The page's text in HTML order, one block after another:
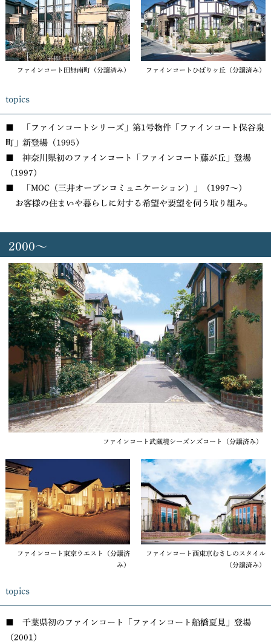
ファインコート田無南町（分譲済み） ファインコートひばりヶ丘（分譲済み）
topics
■ 「ファインコートシリーズ」第1号物件「ファインコート保谷泉
町」新登場（1995）
■ 神奈川県初のファインコート「ファインコート藤が丘」登場
（1997）
■ 「MOC（三井オープンコミュニケーション）」（1997〜）
お客様の住まいや暮らしに対する希望や要望を伺う取り組み。
2000～
ファインコート武蔵境シーズンズコート（分譲済み）
ファインコート東京ウエスト（分譲済
み）
ファインコート西東京むさしのスタイル
（分譲済み）
topics
■ 千葉県初のファインコート「ファインコート船橋夏見」登場
（2001）